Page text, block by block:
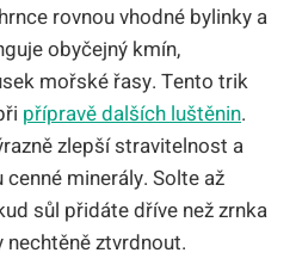
rovnou vhodné bylinky a
obyčejný kmín,
mořské řasy. Tento trik
přípravě dalších luštěnin.
zlepší stravitelnost a
minerály. Solte až
sůl přidáte dříve než zrnka
nechtěně ztvrdnout.